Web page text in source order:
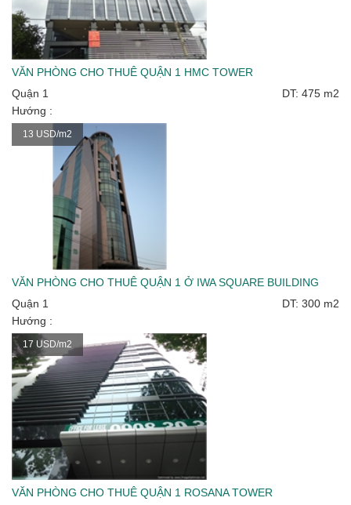
VĂN PHÒNG CHO THUÊ QUẬN 1 HMC TOWER
Quận 1
DT: 475 m2
Hướng :
13 USD/m2
VĂN PHÒNG CHO THUÊ QUẬN 1 Ở IWA SQUARE BUILDING
Quận 1
DT: 300 m2
Hướng :
17 USD/m2
VĂN PHÒNG CHO THUÊ QUẬN 1 ROSANA TOWER